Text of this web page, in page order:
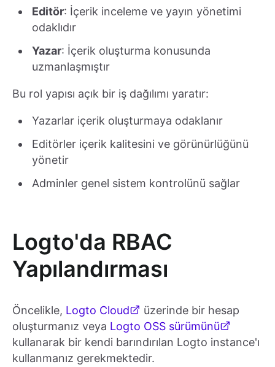
Editör: İçerik inceleme ve yayın yönetimi
odaklıdır
Yazar: İçerik oluşturma konusunda
uzmanlaşmıştır
Bu rol yapısı açık bir iş dağılımı yaratır:
Yazarlar içerik oluşturmaya odaklanır
Editörler içerik kalitesini ve görünürlüğünü
yönetir
Adminler genel sistem kontrolünü sağlar
Logto'da RBAC
Yapılandırması
Öncelikle, Logto Cloud
üzerinde bir hesap
oluşturmanız veya Logto OSS sürümünü
kullanarak bir kendi barındırılan Logto instance'ı
kullanmanız gerekmektedir.